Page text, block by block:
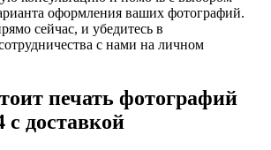
оформления ваших фотографий.
сейчас, и убедитесь в
с нами на личном
печать фотографий
с доставкой